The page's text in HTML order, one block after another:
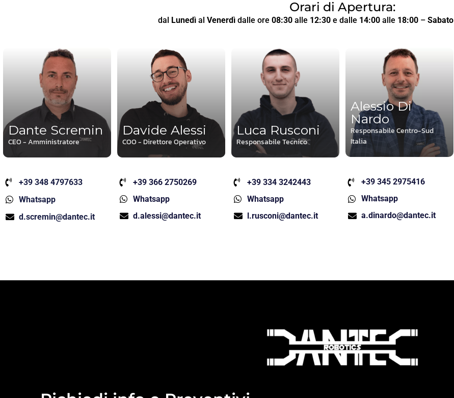
Orari di Apertura:
dal Lunedìal Venerdìdalle ore 08:30alle 12:30e dalle 14:00alle 18:00– Sabato
Dante Scremin
CEO - Amministratore
+39 348 4797633
Whatsapp
d.scremin@dantec.it
Davide Alessi
COO - Direttore Operativo
+39 366 2750269
Whatsapp
d.alessi@dantec.it
Luca Rusconi
Responsabile Tecnico
+39 334 3242443
Whatsapp
l.rusconi@dantec.it
Alessio Di
Nardo
Responsabile Centro-Sud
Italia
+39 345 2975416
Whatsapp
a.dinardo@dantec.it